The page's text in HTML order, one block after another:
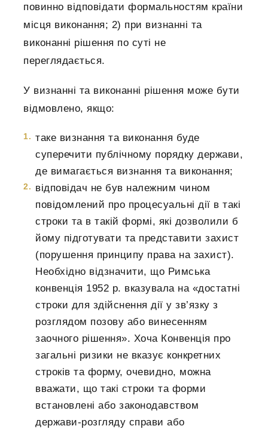
повинно відповідати формальностям країни
місця виконання; 2) при визнанні та
виконанні рішення по суті не
переглядається.
У визнанні та виконанні рішення може бути
відмовлено, якщо:
таке визнання та виконання буде
суперечити публічному порядку держави,
де вимагається визнання та виконання;
відповідач не був належним чином
повідомлений про процесуальні дії в такі
строки та в такій формі, які дозволили б
йому підготувати та представити захист
(порушення принципу права на захист).
Необхідно відзначити, що Римська
конвенція 1952 р. вказувала на «достатні
строки для здійснення дії у зв’язку з
розглядом позову або винесенням
заочного рішення». Хоча Конвенція про
загальні ризики не вказує конкретних
строків та форму, очевидно, можна
вважати, що такі строки та форми
встановлені або законодавством
держави-розгляду справи або